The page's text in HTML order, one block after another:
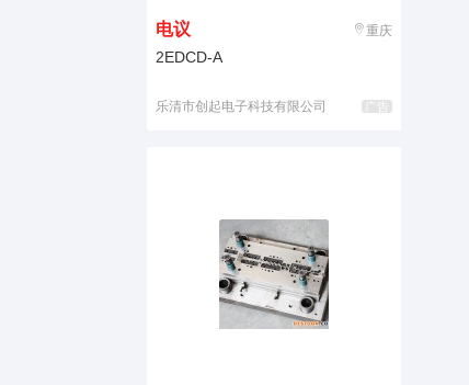
电议 重庆
2EDCD-A
乐清市创起电子科技有限公司 广告